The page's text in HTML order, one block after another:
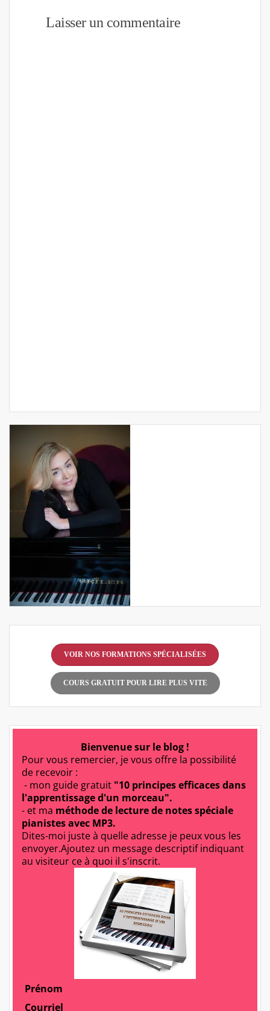
Laisser un commentaire
VOIR NOS FORMATIONS SPÉCIALISÉES
COURS GRATUIT POUR LIRE PLUS VITE